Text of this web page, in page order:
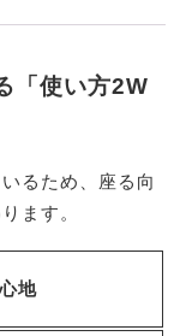
「使い方2W
るため、座る向
ます。
地